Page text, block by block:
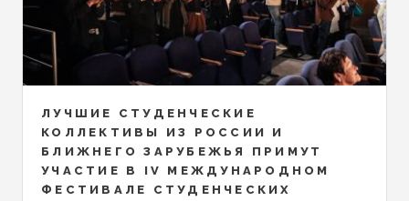
ЛУЧШИЕ СТУДЕНЧЕСКИЕ
КОЛЛЕКТИВЫ ИЗ РОССИИ И
БЛИЖНЕГО ЗАРУБЕЖЬЯ ПРИМУТ
УЧАСТИЕ В IV МЕЖДУНАРОДНОМ
ФЕСТИВАЛЕ СТУДЕНЧЕСКИХ